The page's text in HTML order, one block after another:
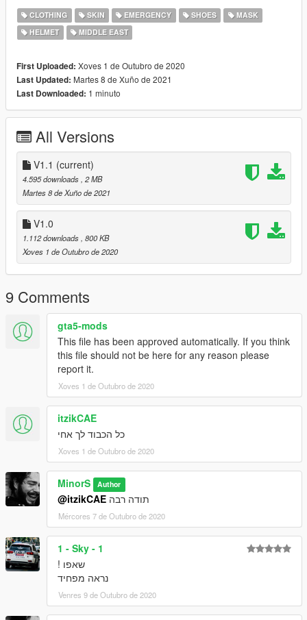
1. https://www.lcpdfr.com/downloads/gta5mods/scripts/13245-
eup-menu/ (EUP MENU)
2. https://www.lcpdfr.com/downloads/gta5mods/character/8151-
EUP MENU TO WORK/חובה להוריד בכדי להשתמש בתפריט ה-
EUP).
3. https://openiv.com/ (THE TOOL YOU NEED FOR THE
INSTALLATION PROCESS/הכלי שבאמצעותו תוכלו לבצע את
ההתקנות לפי מה שנדרש).
CLOTHING SKIN EMERGENCY SHOES
MASK
HELMET
MIDDLE EAST
First Uploaded: Xoves 1 de Outubro de 2020
Last Updated: Martes 8 de Xuño de 2021
Last Downloaded: 1 minuto
All Versions
V1.1 (current)
4.595 downloads, 2 MB
Martes 8 de Xuño de 2021
V1.0
1.112 downloads, 800 KB
Xoves 1 de Outubro de 2020
9 Comments
gta5-mods
This file has been approved automatically. If you think
this file should not be here for any reason please
report it.
Xoves 1 de Outubro de 2020
itzikCAE
כל הכבוד לך אחי
Xoves 1 de Outubro de 2020
MinorS Author
@itzikCAE תודה רבה
Mércores 7 de Outubro de 2020
1 - Sky - 1
שאפו !
נראה מפחיד
Venres 9 de Outubro de 2020